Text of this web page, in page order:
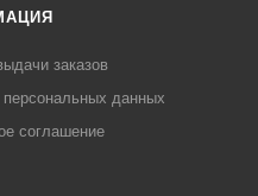
заказов
данных
соглашение